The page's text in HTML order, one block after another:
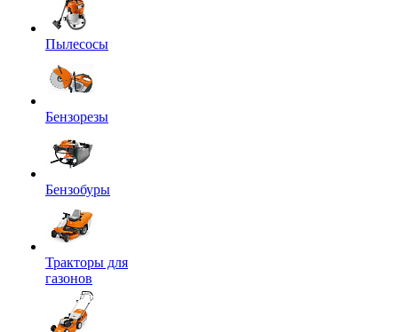
Пылесосы
Бензорезы
Бензобуры
Тракторы для
газонов